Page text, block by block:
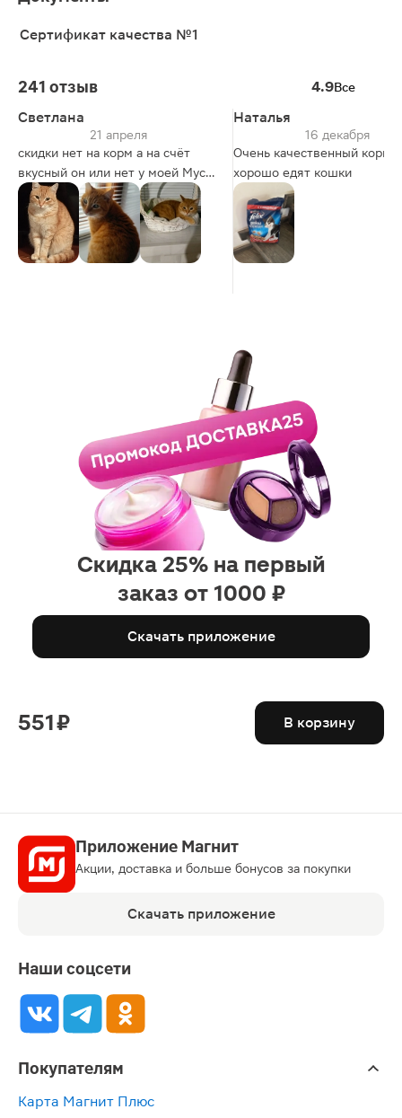
Сертификат качества №1
241 отзыв 4.9Все
Светлана
21 апреля
скидки нет на корм а на счёт
вкусный он или нет у моей Муси
спросите, я его не жру.
Наталья
16 декабря
Очень качественный корм,
хорошо едят кошки
Скидка 25% на первый
заказ от 1000 ₽
Скачать приложение
551 ₽ В корзину
Приложение Магнит
Акции, доставка и больше бонусов за покупки
Скачать приложение
Наши соцсети
Покупателям
Карта Магнит Плюс